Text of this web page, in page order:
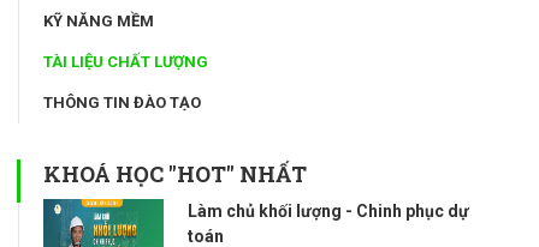
KỸ NĂNG MỀM
TÀI LIỆU CHẤT LƯỢNG
THÔNG TIN ĐÀO TẠO
KHOÁ HỌC "HOT" NHẤT
Làm chủ khối lượng - Chinh phục dự
toán